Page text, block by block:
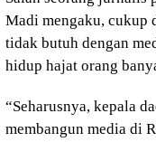
Madi mengaku, cukup
tidak butuh dengan
hidup hajat orang
“Seharusnya, kepala
membangun media di